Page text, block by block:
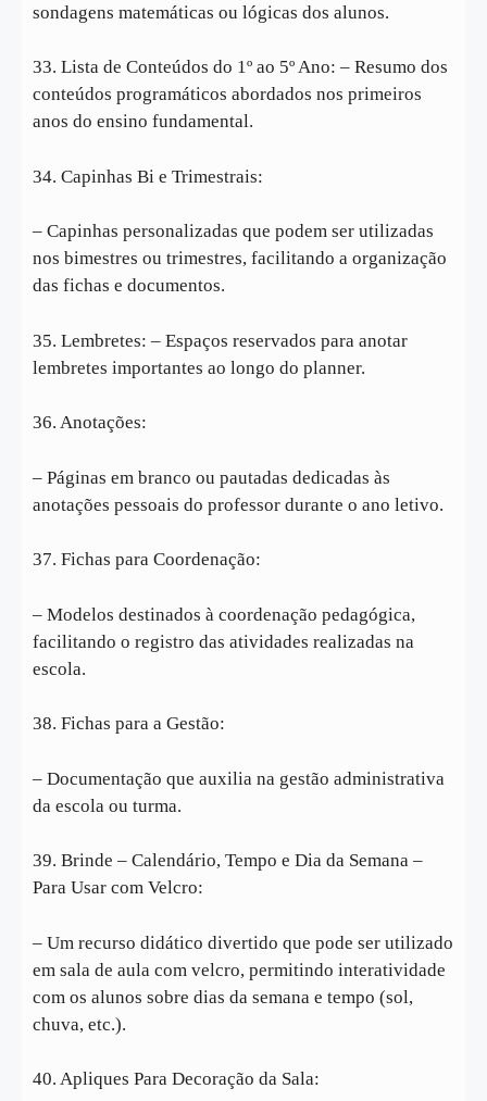
sondagens matemáticas ou lógicas dos alunos.
33. Lista de Conteúdos do 1º ao 5º Ano: – Resumo dos
conteúdos programáticos abordados nos primeiros
anos do ensino fundamental.
34. Capinhas Bi e Trimestrais:
– Capinhas personalizadas que podem ser utilizadas
nos bimestres ou trimestres, facilitando a organização
das fichas e documentos.
35. Lembretes: – Espaços reservados para anotar
lembretes importantes ao longo do planner.
36. Anotações:
– Páginas em branco ou pautadas dedicadas às
anotações pessoais do professor durante o ano letivo.
37. Fichas para Coordenação:
– Modelos destinados à coordenação pedagógica,
facilitando o registro das atividades realizadas na
escola.
38. Fichas para a Gestão:
– Documentação que auxilia na gestão administrativa
da escola ou turma.
39. Brinde – Calendário, Tempo e Dia da Semana –
Para Usar com Velcro:
– Um recurso didático divertido que pode ser utilizado
em sala de aula com velcro, permitindo interatividade
com os alunos sobre dias da semana e tempo (sol,
chuva, etc.).
40. Apliques Para Decoração da Sala: